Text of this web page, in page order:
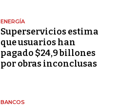
ENERGÍA
Superservicios estima
que usuarios han
pagado $24,9 billones
por obras inconclusas
BANCOS